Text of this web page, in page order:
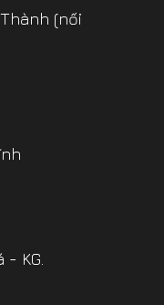
(nối
KG.